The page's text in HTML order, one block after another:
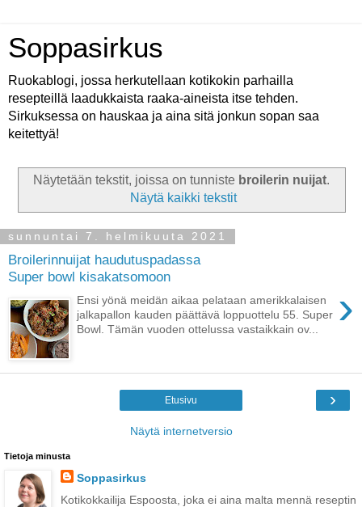
Soppasirkus
Ruokablogi, jossa herkutellaan kotikokin parhailla
resepteillä laadukkaista raaka-aineista itse tehden.
Sirkuksessa on hauskaa ja aina sitä jonkun sopan saa
keitettyä!
Näytetään tekstit, joissa on tunniste broilerin nuijat.
Näytä kaikki tekstit
sunnuntai 7. helmikuuta 2021
Broilerinnuijat haudutuspadassa
Super bowl kisakatsomoon
›
Ensi yönä meidän aikaa pelataan amerikkalaisen
jalkapallon kauden päättävä loppuottelu 55. Super
Bowl. Tämän vuoden ottelussa vastaikkain ov...
›
Etusivu
Näytä internetversio
Tietoja minusta
Soppasirkus
Kotikokkailija Espoosta, joka ei aina malta mennä reseptin